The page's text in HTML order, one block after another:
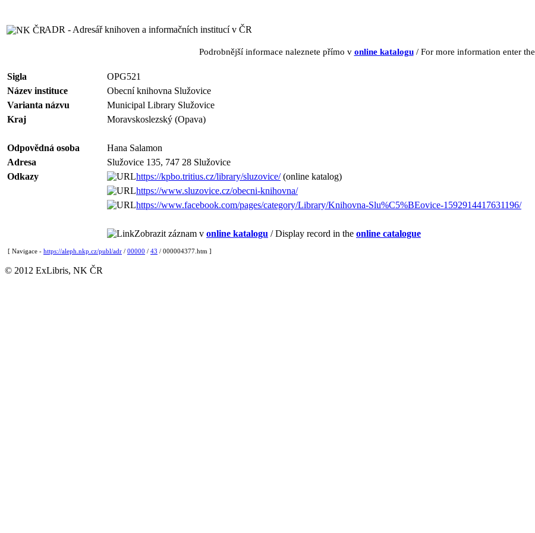
ADR - Adresář knihoven a informačních institucí v ČR
Podrobnější informace naleznete přímo v online katalogu/ For more information enter the
Sigla
OPG521
Název instituce
Obecní knihovna Služovice
Varianta názvu
Municipal Library Služovice
Kraj
Moravskoslezský (Opava)
Odpovědná osoba
Hana Salamon
Adresa
Služovice 135, 747 28 Služovice
Odkazy
https://kpbo.tritius.cz/library/sluzovice/(online katalog)
https://www.sluzovice.cz/obecni-knihovna/
https://www.facebook.com/pages/category/Library/Knihovna-Slu%C5%BEovice-1592914417631196/
Zobrazit záznam v online katalogu / Display record in the online catalogue
[ Navigace - https://aleph.nkp.cz/publ/adr / 00000 / 43 / 000004377.htm ]
© 2012 ExLibris, NK ČR